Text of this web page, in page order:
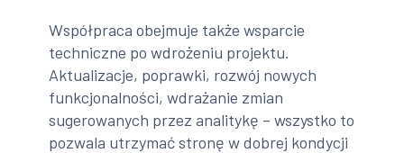
Współpraca obejmuje także wsparcie
techniczne po wdrożeniu projektu.
Aktualizacje, poprawki, rozwój nowych
funkcjonalności, wdrażanie zmian
sugerowanych przez analitykę – wszystko to
pozwala utrzymać stronę w dobrej kondycji